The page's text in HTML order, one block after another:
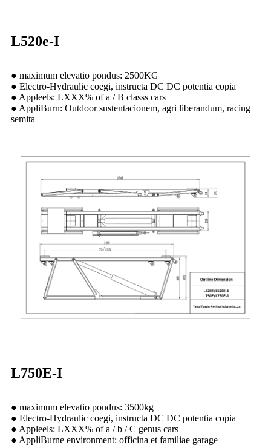
L520e-I
● maximum elevatio pondus: 2500KG
● Electro-Hydraulic coegi, instructa DC DC potentia copia
● Appleels: LXXX% of a / B classs cars
● AppliBurn: Outdoor sustentacionem, agri liberandum, racing
semita
L750E-I
● maximum elevatio pondus: 3500kg
● Electro-Hydraulic coegi, instructa DC DC potentia copia
● Appleels: LXXX% of a / b / C genus cars
● AppliBurne environment: officina et familiae garage